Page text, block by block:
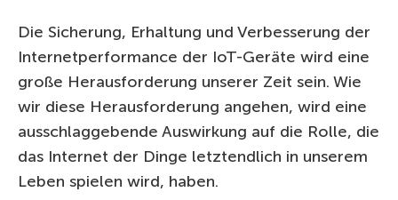
Die Sicherung, Erhaltung und Verbesserung der
Internetperformance der IoT-Geräte wird eine
große Herausforderung unserer Zeit sein. Wie
wir diese Herausforderung angehen, wird eine
ausschlaggebende Auswirkung auf die Rolle, die
das Internet der Dinge letztendlich in unserem
Leben spielen wird, haben.